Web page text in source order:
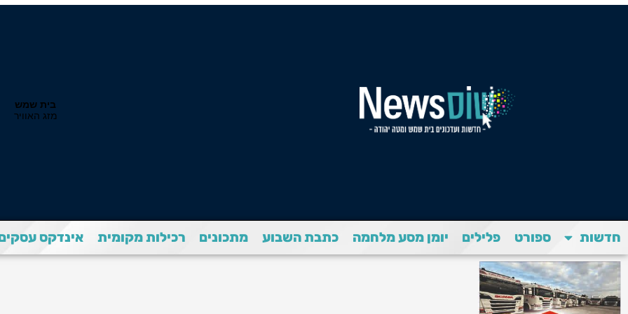
חדשות ספורט פלילים יומן מסע מלחמה כתבת השבוע מתכונים רכילות מקומית אינדקס